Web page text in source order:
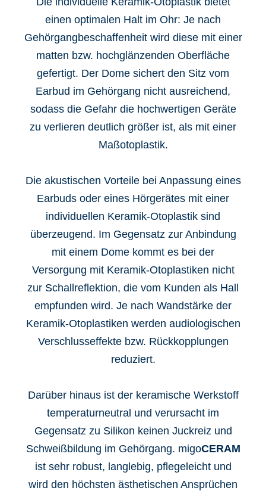
einen optimalen Halt im Ohr: Je nach
Gehörgangbeschaffenheit wird diese mit einer
matten bzw. hochglänzenden Oberfläche
gefertigt. Der Dome sichert den Sitz vom
Earbud im Gehörgang nicht ausreichend,
sodass die Gefahr die hochwertigen Geräte
zu verlieren deutlich größer ist, als mit einer
Maßotoplastik.
Die akustischen Vorteile bei Anpassung eines
Earbuds oder eines Hörgerätes mit einer
individuellen Keramik-Otoplastik sind
überzeugend. Im Gegensatz zur Anbindung
mit einem Dome kommt es bei der
Versorgung mit Keramik-Otoplastiken nicht
zur Schallreflektion, die vom Kunden als Hall
empfunden wird. Je nach Wandstärke der
Keramik-Otoplastiken werden audiologischen
Verschlusseffekte bzw. Rückkopplungen
reduziert.
Darüber hinaus ist der keramische Werkstoff
temperaturneutral und verursacht im
Gegensatz zu Silikon keinen Juckreiz und
Schweißbildung im Gehörgang. migoCERAM
ist sehr robust, langlebig, pflegeleicht und
wird den höchsten ästhetischen Ansprüchen